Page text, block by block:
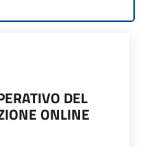
DEL
ONLINE